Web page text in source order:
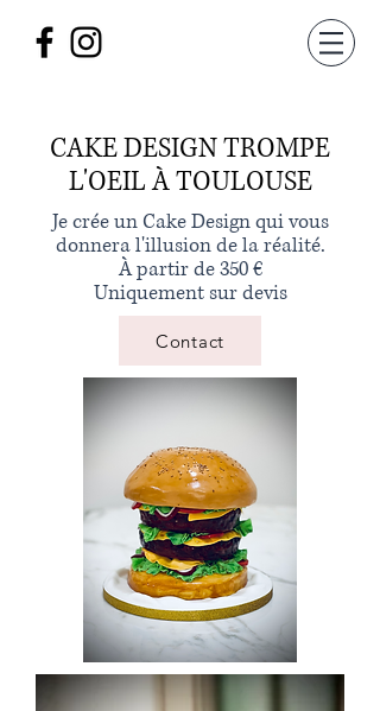
CAKE DESIGN TROMPE
L'OEIL À TOULOUSE
Je crée un Cake Design qui vous
donnera l'illusion de la réalité.
À partir de 350 €
Uniquement sur devis
Contact